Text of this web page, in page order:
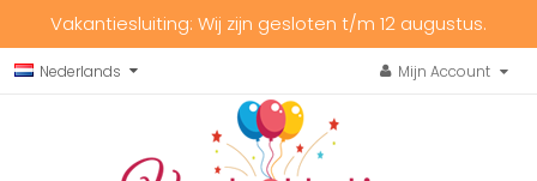
Vakantiesluiting: Wij zijn gesloten t/m 12 augustus.
Nederlands Mijn Account